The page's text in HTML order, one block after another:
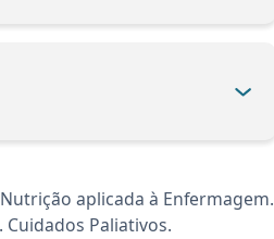
aplicada à Enfermagem.
Paliativos.